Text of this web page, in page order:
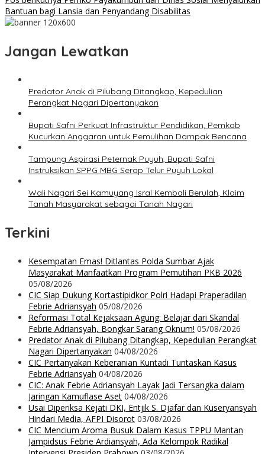
Bantuan bagi Lansia dan Penyandang Disabilitas
Jangan Lewatkan
Predator Anak di Pilubang Ditangkap, Kepedulian
Perangkat Nagari Dipertanyakan
Bupati Safni Perkuat Infrastruktur Pendidikan, Pemkab
Kucurkan Anggaran untuk Pemulihan Dampak Bencana
Tampung Aspirasi Peternak Puyuh, Bupati Safni
Instruksikan SPPG MBG Serap Telur Puyuh Lokal
Wali Nagari Sei Kamuyang Isral Kembali Berulah, Klaim
Tanah Masyarakat sebagai Tanah Nagari
Terkini
Kesempatan Emas! Ditlantas Polda Sumbar Ajak
Masyarakat Manfaatkan Program Pemutihan PKB 2026
05/08/2026
CIC Siap Dukung Kortastipidkor Polri Hadapi Praperadilan
Febrie Adriansyah 05/08/2026
Reformasi Total Kejaksaan Agung: Belajar dari Skandal
Febrie Adriansyah, Bongkar Sarang Oknum! 05/08/2026
Predator Anak di Pilubang Ditangkap, Kepedulian Perangkat
Nagari Dipertanyakan 04/08/2026
CIC Pertanyakan Keberanian Kuntadi Tuntaskan Kasus
Febrie Adriansyah 04/08/2026
CIC: Anak Febrie Adriansyah Layak Jadi Tersangka dalam
Jaringan Kamuflase Aset 04/08/2026
Usai Diperiksa Kejati DKI, Entjik S. Djafar dan Kuseryansyah
Hindari Media, AFPI Disorot 03/08/2026
CIC Mencium Aroma Busuk Dalam Kasus TPPU Mantan
Jampidsus Febrie Ardiansyah, Ada Kelompok Radikal